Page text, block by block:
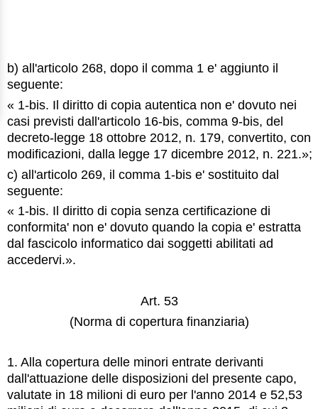
b) all'articolo 268, dopo il comma 1 e' aggiunto il
seguente:
« 1-bis. Il diritto di copia autentica non e' dovuto nei
casi previsti dall'articolo 16-bis, comma 9-bis, del
decreto-legge 18 ottobre 2012, n. 179, convertito, con
modificazioni, dalla legge 17 dicembre 2012, n. 221.»;
c) all'articolo 269, il comma 1-bis e' sostituito dal
seguente:
« 1-bis. Il diritto di copia senza certificazione di
conformita' non e' dovuto quando la copia e' estratta
dal fascicolo informatico dai soggetti abilitati ad
accedervi.».
Art. 53
(Norma di copertura finanziaria)
1. Alla copertura delle minori entrate derivanti
dall'attuazione delle disposizioni del presente capo,
valutate in 18 milioni di euro per l'anno 2014 e 52,53